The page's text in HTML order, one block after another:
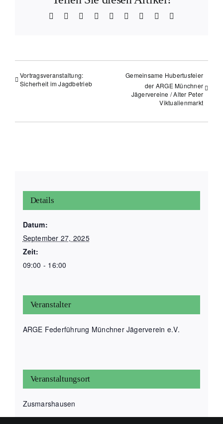
Facebook
Reddit LinkedInWhatsAppTelegram
Tumblr Xing
Vortragsveranstaltung:
Sicherheit im Jagdbetrieb
Gemeinsame Hubertusfeier
der ARGE Münchner
Jägervereine / Alter Peter
Viktualienmarkt
Details
Datum:
September 27, 2025
Zeit:
09:00 - 16:00
Veranstalter
ARGE Federführung Münchner Jägerverein e.V.
Veranstaltungsort
Zusmarshausen